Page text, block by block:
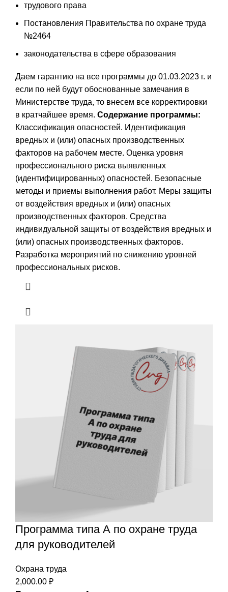
трудового права
Постановления Правительства по охране труда
№2464
законодательства в сфере образования
Даем гарантию на все программы до 01.03.2023 г. и
если по ней будут обоснованные замечания в
Министерстве труда, то внесем все корректировки
в кратчайшее время. Содержание программы:
Классификация опасностей. Идентификация
вредных и (или) опасных производственных
факторов на рабочем месте. Оценка уровня
профессионального риска выявленных
(идентифицированных) опасностей. Безопасные
методы и приемы выполнения работ. Меры защиты
от воздействия вредных и (или) опасных
производственных факторов. Средства
индивидуальной защиты от воздействия вредных и
(или) опасных производственных факторов.
Разработка мероприятий по снижению уровней
профессиональных рисков.
Программа типа А по охране труда
для руководителей
Охрана труда
2,000.00 ₽